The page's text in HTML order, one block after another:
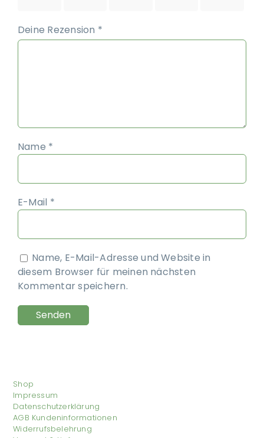
Deine Rezension *
Name *
E-Mail *
Name, E-Mail-Adresse und Website in
diesem Browser für meinen nächsten
Kommentar speichern.
Shop
Impressum
Datenschutzerklärung
AGB Kundeninformationen
Widerrufsbelehrung